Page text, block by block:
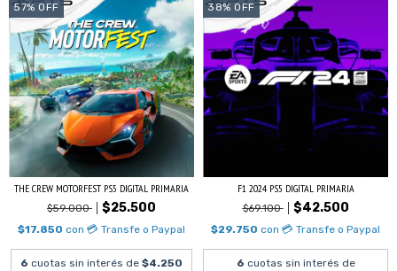
57% OFF
THE CREW MOTORFEST PS5 DIGITAL PRIMARIA
$59.000 $25.500
$17.850 con 💳 Transfe o Paypal
6 cuotas sin interés de $4.250
38% OFF
F1 2024 PS5 DIGITAL PRIMARIA
$69.100 $42.500
$29.750 con 💳 Transfe o Paypal
6 cuotas sin interés de